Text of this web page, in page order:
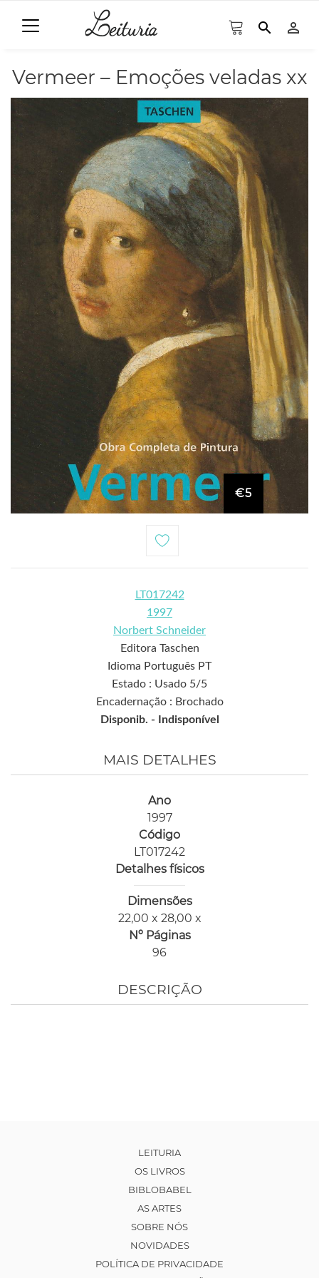
search person_outline
Vermeer – Emoções veladas xx
€5
LT017242
1997
Norbert Schneider
Editora Taschen
Idioma Português PT
Estado : Usado 5/5
Encadernação : Brochado
Disponib. -
Indisponível
MAIS DETALHES
Ano
1997
Código
LT017242
Detalhes físicos
Dimensões
22,00 x 28,00 x
Nº Páginas
96
DESCRIÇÃO
LEITURIA
OS LIVROS
BIBLOBABEL
AS ARTES
SOBRE NÓS
NOVIDADES
POLÍTICA DE PRIVACIDADE